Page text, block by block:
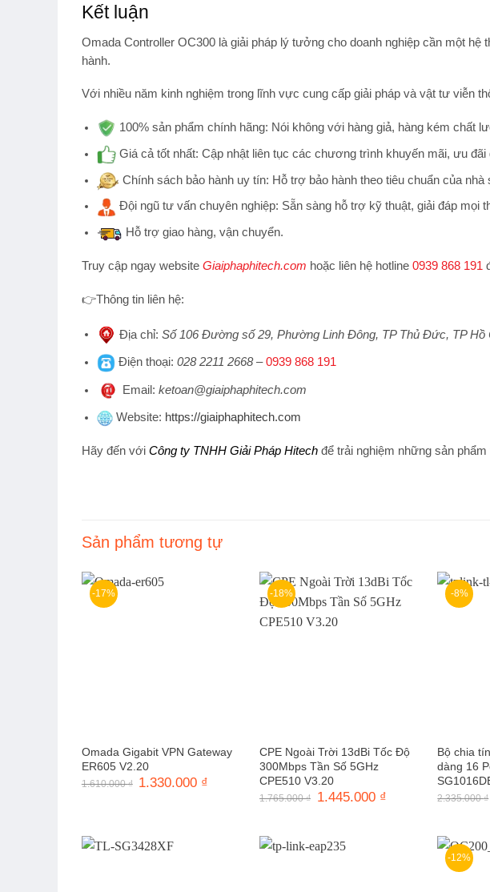
Kết luận
Omada Controller OC300 là giải pháp lý tưởng cho doanh nghiệp cần một hệ
hành.
Với nhiều năm kinh nghiệm trong lĩnh vực cung cấp giải pháp và vật tư viễn
100% sản phẩm chính hãng: Nói không với hàng giả, hàng kém chất
Giá cả tốt nhất: Cập nhật liên tục các chương trình khuyến mãi, ưu đãi
Chính sách bảo hành uy tín: Hỗ trợ bảo hành theo tiêu chuẩn của nhà
Đội ngũ tư vấn chuyên nghiệp: Sẵn sàng hỗ trợ kỹ thuật, giải đáp mọi
Hỗ trợgiao hàng, vận chuyển.
Truy cập ngay website Giaiphaphitech.com hoặc liên hệ hotline 0939 868 191
👉Thông tin liên hệ:
Địa chỉ: Số 106 Đường số 29, Phường Linh Đông, TP Thủ Đức, TP Hồ
Điện thoại: 028 2211 2668–0939 868 191
Email: ketoan@giaiphaphitech.com
Website: https://giaiphaphitech.com
Hãy đến với Công ty TNHH Giải Pháp Hitech để trải nghiệm những sản
Sản phẩm tương tự
-17%
Omada Gigabit VPN Gateway
ER605 V2.20
1.610.000₫ Giá
1.330.000 ₫
-18%
CPE Ngoài Trời 13dBi Tốc Độ
300Mbps Tần Số 5GHz
CPE510 V3.20
1.765.000₫
Giá
1.445.000 ₫
1.445.000 ₫.
-8%
Bộ chia
dàng 16
2.335.000₫
-12%